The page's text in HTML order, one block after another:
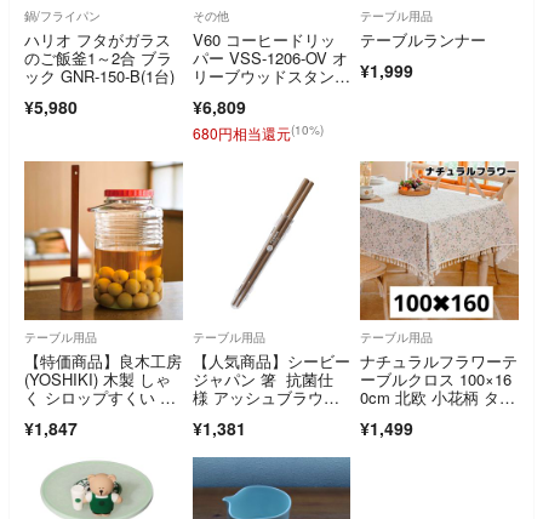
鍋/フライパン
ハリオ フタがガラス
のご飯釜1～2合 ブラ
ック GNR-150-B(1台)
¥5,980
その他
V60 コーヒードリッ
パー VSS-1206-OV オ
リーブウッドスタンド
¥6,809
680円相当還元(10%)
テーブル用品
テーブルランナー
¥1,999
テーブル用品
【特価商品】良木工房
(YOSHIKI) 木製 しゃ
く シロップすくい レ
¥1,847
テーブル用品
【人気商品】シービー
ジャパン 箸 抗菌仕
様 アッシュブラウ
¥1,381
テーブル用品
ナチュラルフラワーテ
ーブルクロス 100×16
0cm 北欧 小花柄 タッ
¥1,499